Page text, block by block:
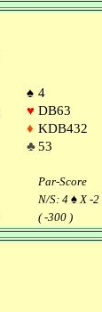
♠ 4
♥ DB63
♦ KDB432
♣53
Par-Score
N/S: 4 ♠X -2
( -300 )